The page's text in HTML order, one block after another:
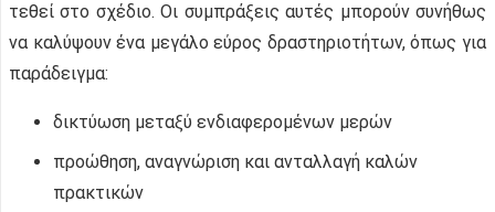
τεθεί στο σχέδιο. Οι συμπράξεις αυτές μπορούν συνήθως
να καλύψουν ένα μεγάλο εύρος δραστηριοτήτων, όπως για
παράδειγμα:
δικτύωση μεταξύ ενδιαφερομένων μερών
προώθηση, αναγνώριση και ανταλλαγή καλών
πρακτικών